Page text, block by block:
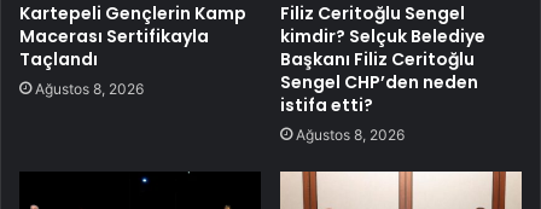
Kartepeli Gençlerin Kamp
Macerası Sertifikayla
Taçlandı
Ağustos 8, 2026
Filiz Ceritoğlu Sengel
kimdir? Selçuk Belediye
Başkanı Filiz Ceritoğlu
Sengel CHP’den neden
istifa etti?
Ağustos 8, 2026